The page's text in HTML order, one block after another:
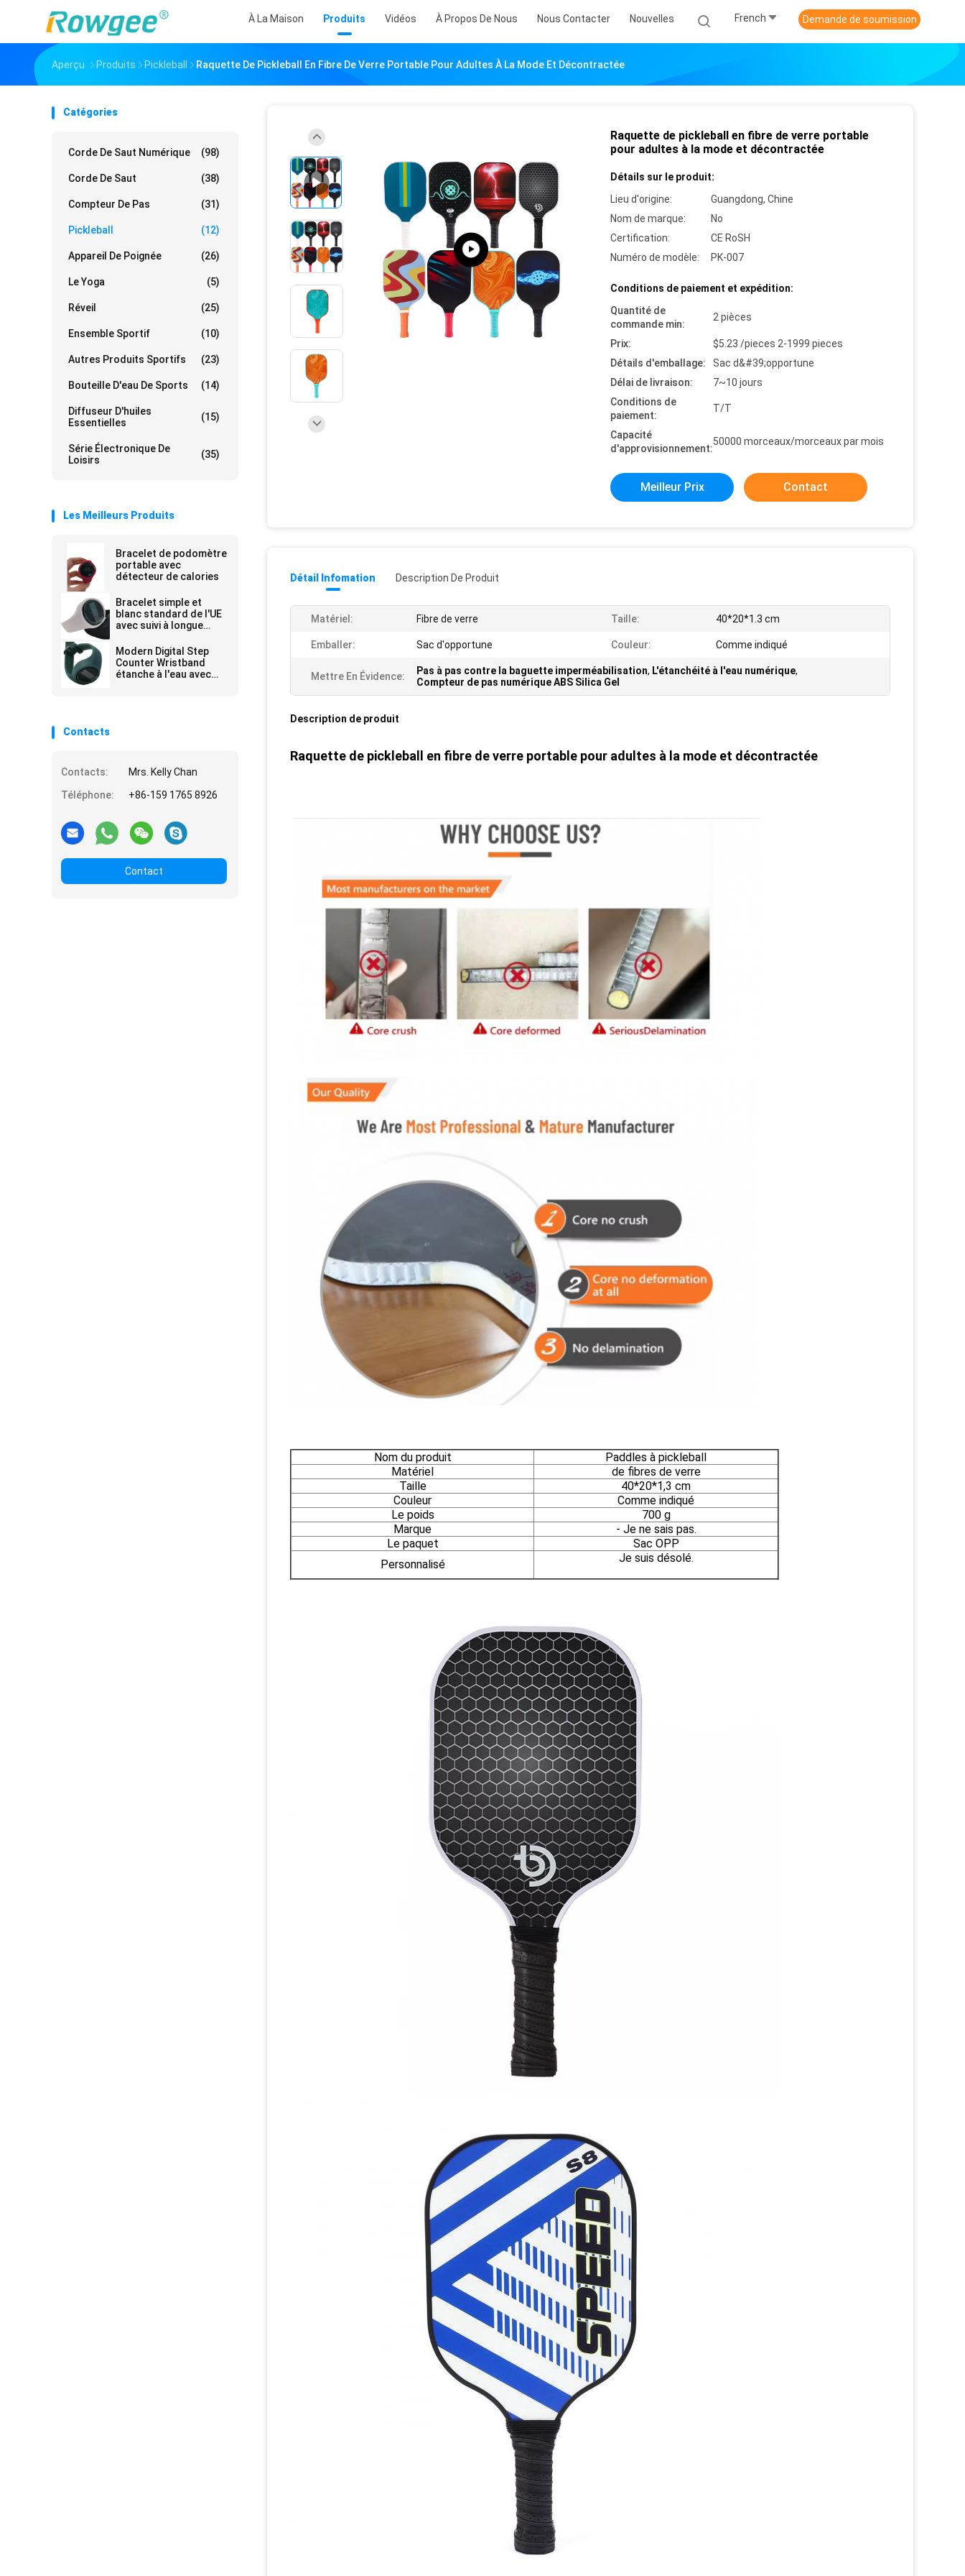
À La Maison Produits Vidéos À Propos De Nous Nous Contacter Nouvelles French Demande de soumission
Aperçu Produits Pickleball Raquette De Pickleball En Fibre De Verre Portable Pour Adultes À La Mode Et Décontractée
Catégories
Corde De Saut Numérique (98)
Corde De Saut (38)
Compteur De Pas (31)
Pickleball (12)
Appareil De Poignée (26)
Le Yoga (5)
Réveil (25)
Ensemble Sportif (10)
Autres Produits Sportifs (23)
Bouteille D'eau De Sports (14)
Diffuseur D'huiles
Essentielles
(15)
Série Électronique De
Loisirs
(35)
Les Meilleurs Produits
Bracelet de podomètre
portable avec
détecteur de calories
Bracelet simple et
blanc standard de l'UE
avec suivi à longue
Modern Digital Step
Counter Wristband
étanche à l'eau avec
Contacts
Contacts:
Mrs. Kelly Chan
Téléphone:
+86-159 1765 8926
Contact
Raquette de pickleball en fibre de verre portable
pour adultes à la mode et décontractée
Détails sur le produit:
Lieu d'origine:
Guangdong, Chine
Nom de marque:
No
Certification:
CE RoSH
Numéro de modèle:
PK-007
Conditions de paiement et expédition:
Quantité de
commande min:
2 pièces
Prix:
$5.23 /pieces 2-1999 pieces
Détails d'emballage:
Sac d&#39;opportune
Délai de livraison:
7~10 jours
Conditions de
paiement:
T/T
Capacité
d'approvisionnement:
50000 morceaux/morceaux par mois
Meilleur Prix Contact
Détail Infomation Description De Produit
Matériel: Fibre de verre Taille: 40*20*1.3 cm
Emballer: Sac d'opportune Couleur: Comme indiqué
Mettre En Évidence: Pas à pas contre la baguette imperméabilisation, L'étanchéité à l'eau numérique,
Compteur de pas numérique ABS Silica Gel
Description de produit
Raquette de pickleball en fibre de verre portable pour adultes à la mode et décontractée
Nom du produit
Paddles à pickleball
Matériel
de fibres de verre
Taille
40*20*1,3 cm
Couleur
Comme indiqué
Le poids
700 g
Marque
- Je ne sais pas.
Le paquet
Sac OPP
Personnalisé
Je suis désolé.